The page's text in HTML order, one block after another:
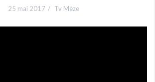
25 mai 2017 Tv Mèze